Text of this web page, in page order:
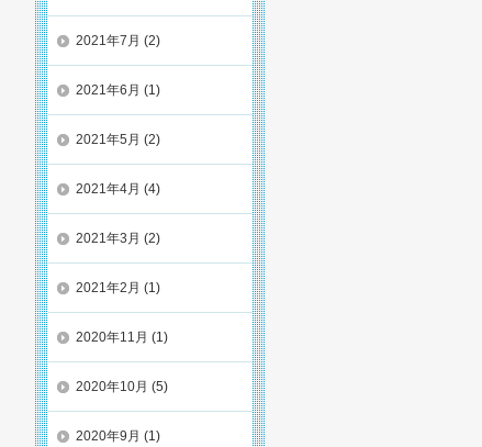
2021年7月 (2)
2021年6月 (1)
2021年5月 (2)
2021年4月 (4)
2021年3月 (2)
2021年2月 (1)
2020年11月 (1)
2020年10月 (5)
2020年9月 (1)